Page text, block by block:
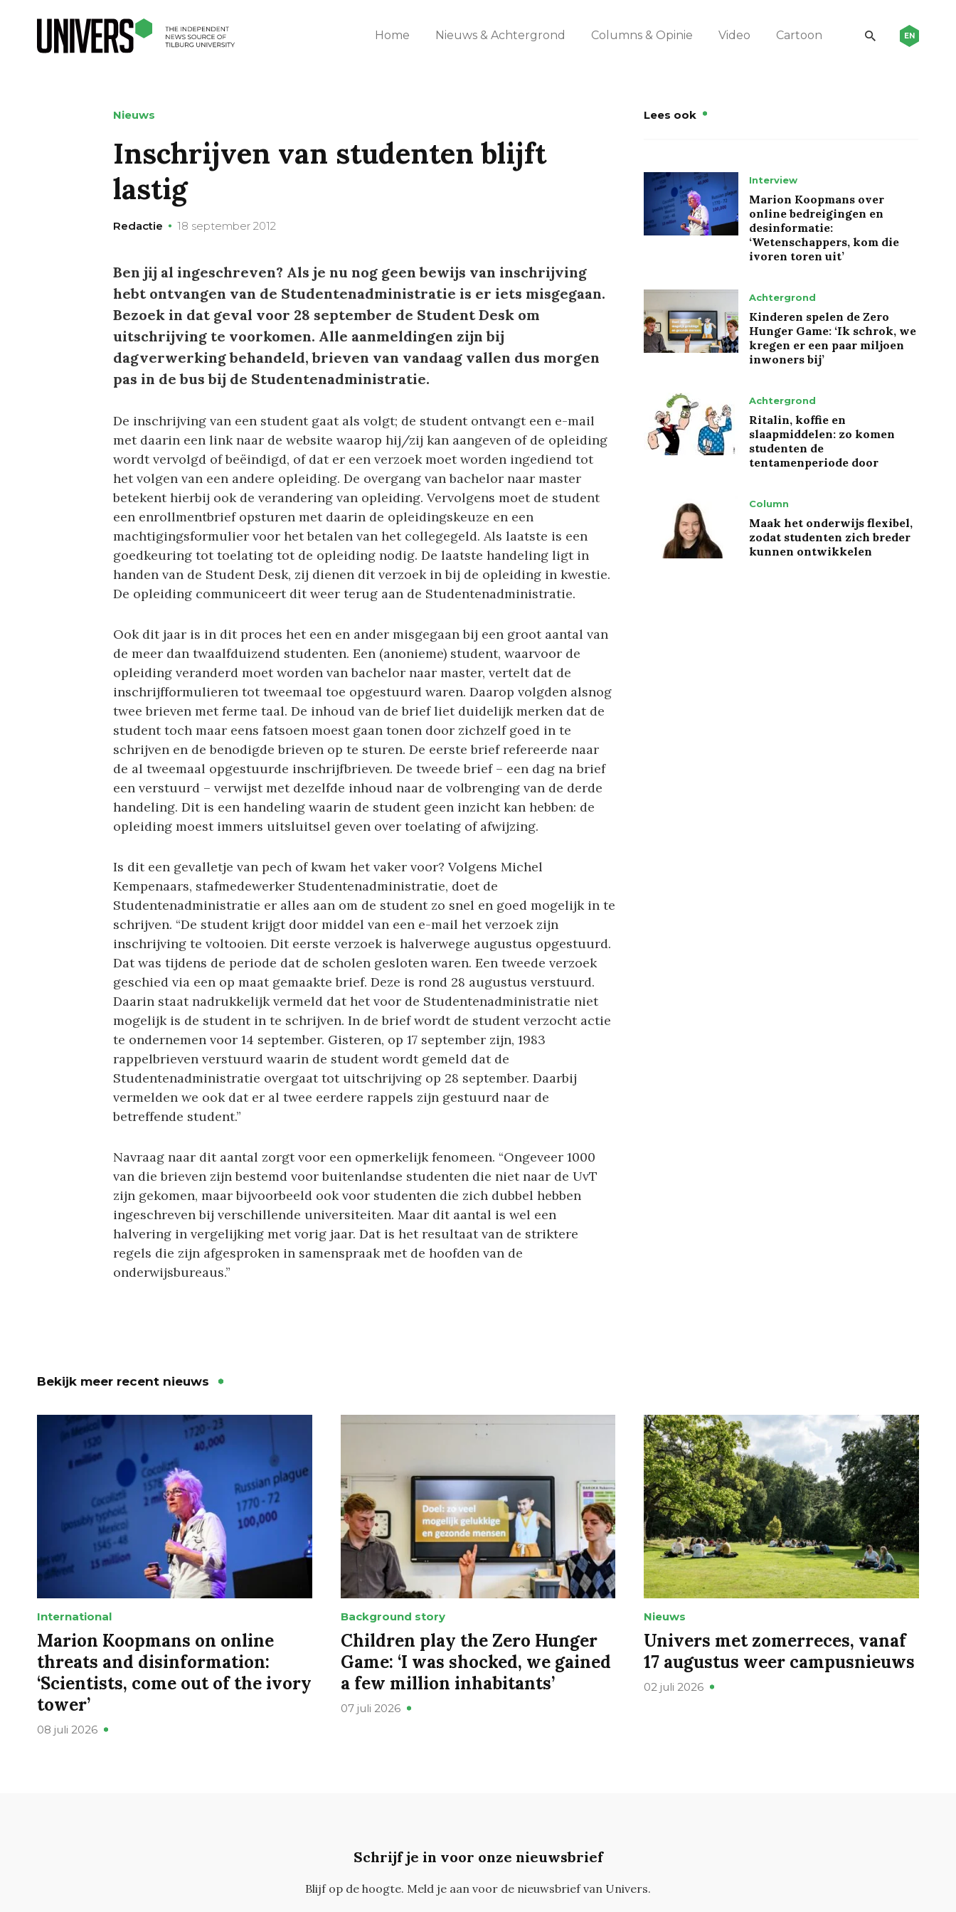
Home Nieuws & Achtergrond Columns & Opinie Video Cartoon EN
Nieuws
Inschrijven van studenten blijft
lastig
Redactie 18 september 2012
Ben jij al ingeschreven? Als je nu nog geen bewijs van inschrijving
hebt ontvangen van de Studentenadministratie is er iets misgegaan.
Bezoek in dat geval voor 28 september de Student Desk om
uitschrijving te voorkomen. Alle aanmeldingen zijn bij
dagverwerking behandeld, brieven van vandaag vallen dus morgen
pas in de bus bij de Studentenadministratie.
De inschrijving van een student gaat als volgt; de student ontvangt een e-mail
met daarin een link naar de website waarop hij/zij kan aangeven of de opleiding
wordt vervolgd of beëindigd, of dat er een verzoek moet worden ingediend tot
het volgen van een andere opleiding. De overgang van bachelor naar master
betekent hierbij ook de verandering van opleiding. Vervolgens moet de student
een enrollmentbrief opsturen met daarin de opleidingskeuze en een
machtigingsformulier voor het betalen van het collegegeld. Als laatste is een
goedkeuring tot toelating tot de opleiding nodig. De laatste handeling ligt in
handen van de Student Desk, zij dienen dit verzoek in bij de opleiding in kwestie.
De opleiding communiceert dit weer terug aan de Studentenadministratie.
Ook dit jaar is in dit proces het een en ander misgegaan bij een groot aantal van
de meer dan twaalfduizend studenten. Een (anonieme) student, waarvoor de
opleiding veranderd moet worden van bachelor naar master, vertelt dat de
inschrijfformulieren tot tweemaal toe opgestuurd waren. Daarop volgden alsnog
twee brieven met ferme taal. De inhoud van de brief liet duidelijk merken dat de
student toch maar eens fatsoen moest gaan tonen door zichzelf goed in te
schrijven en de benodigde brieven op te sturen. De eerste brief refereerde naar
de al tweemaal opgestuurde inschrijfbrieven. De tweede brief – een dag na brief
een verstuurd – verwijst met dezelfde inhoud naar de volbrenging van de derde
handeling. Dit is een handeling waarin de student geen inzicht kan hebben: de
opleiding moest immers uitsluitsel geven over toelating of afwijzing.
Is dit een gevalletje van pech of kwam het vaker voor? Volgens Michel
Kempenaars, stafmedewerker Studentenadministratie, doet de
Studentenadministratie er alles aan om de student zo snel en goed mogelijk in te
schrijven. “De student krijgt door middel van een e-mail het verzoek zijn
inschrijving te voltooien. Dit eerste verzoek is halverwege augustus opgestuurd.
Dat was tijdens de periode dat de scholen gesloten waren. Een tweede verzoek
geschied via een op maat gemaakte brief. Deze is rond 28 augustus verstuurd.
Daarin staat nadrukkelijk vermeld dat het voor de Studentenadministratie niet
mogelijk is de student in te schrijven. In de brief wordt de student verzocht actie
te ondernemen voor 14 september. Gisteren, op 17 september zijn, 1983
rappelbrieven verstuurd waarin de student wordt gemeld dat de
Studentenadministratie overgaat tot uitschrijving op 28 september. Daarbij
vermelden we ook dat er al twee eerdere rappels zijn gestuurd naar de
betreffende student.”
Navraag naar dit aantal zorgt voor een opmerkelijk fenomeen. “Ongeveer 1000
van die brieven zijn bestemd voor buitenlandse studenten die niet naar de UvT
zijn gekomen, maar bijvoorbeeld ook voor studenten die zich dubbel hebben
ingeschreven bij verschillende universiteiten. Maar dit aantal is wel een
halvering in vergelijking met vorig jaar. Dat is het resultaat van de striktere
regels die zijn afgesproken in samenspraak met de hoofden van de
onderwijsbureaus.”
Lees ook
Interview
Marion Koopmans over
online bedreigingen en
desinformatie:
‘Wetenschappers, kom die
ivoren toren uit’
Achtergrond
Kinderen spelen de Zero
Hunger Game: ‘Ik schrok, we
kregen er een paar miljoen
inwoners bij’
Achtergrond
Ritalin, koffie en
slaapmiddelen: zo komen
studenten de
tentamenperiode door
Column
Maak het onderwijs flexibel,
zodat studenten zich breder
kunnen ontwikkelen
Bekijk meer recent nieuws
International
Marion Koopmans on online
threats and disinformation:
‘Scientists, come out of the ivory
tower’
08 juli 2026
Background story
Children play the Zero Hunger
Game: ‘I was shocked, we gained
a few million inhabitants’
07 juli 2026
Nieuws
Univers met zomerreces, vanaf
17 augustus weer campusnieuws
02 juli 2026
Schrijf je in voor onze nieuwsbrief
Blijf op de hoogte. Meld je aan voor de nieuwsbrief van Univers.